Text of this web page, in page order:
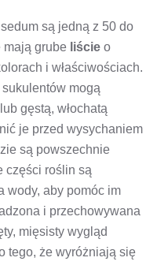
są jedną z 50 do
mają grube liście o
i właściwościach.
sukulentów mogą
gęstą, włochatą
je przed wysychaniem
są powszechnie
części roślin są
wody, aby pomóc im
i przechowywana
mięsisty wygląd
tego, że wyróżniają się